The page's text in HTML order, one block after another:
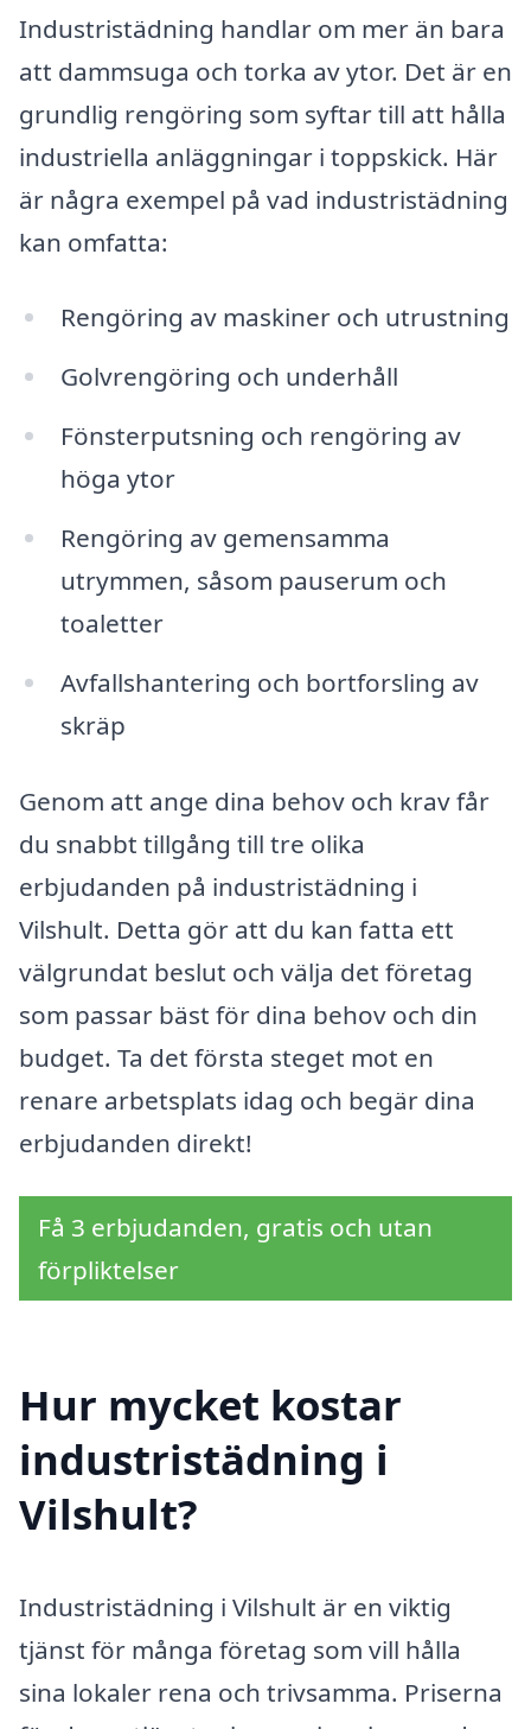
Industristädning handlar om mer än bara
att dammsuga och torka av ytor. Det är en
grundlig rengöring som syftar till att hålla
industriella anläggningar i toppskick. Här
är några exempel på vad industristädning
kan omfatta:
Rengöring av maskiner och utrustning
Golvrengöring och underhåll
Fönsterputsning och rengöring av
höga ytor
Rengöring av gemensamma
utrymmen, såsom pauserum och
toaletter
Avfallshantering och bortforsling av
skräp
Genom att ange dina behov och krav får
du snabbt tillgång till tre olika
erbjudanden på industristädning i
Vilshult. Detta gör att du kan fatta ett
välgrundat beslut och välja det företag
som passar bäst för dina behov och din
budget. Ta det första steget mot en
renare arbetsplats idag och begär dina
erbjudanden direkt!
Få 3 erbjudanden, gratis och utan
förpliktelser
Hur mycket kostar
industristädning i
Vilshult?
Industristädning i Vilshult är en viktig
tjänst för många företag som vill hålla
sina lokaler rena och trivsamma. Priserna